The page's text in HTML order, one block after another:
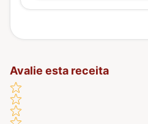
Avalie esta receita